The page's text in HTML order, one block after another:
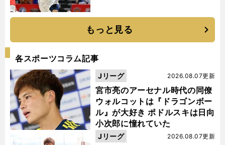
もっと見る
各スポーツコラム記事
宮市亮のアーセナル時代の同僚
ウォルコットは『ドラゴンボー
ル』が大好き ポドルスキは日向
小次郎に憧れていた
2026.08.07更新
Jリーグ
2026.08.07更新
Jリーグ